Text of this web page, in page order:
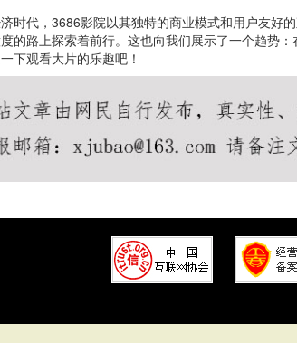
时代，3686影院以其独特的商业模式和用户友好
的路上探索着前行。这也向我们展示了一个趋势
下观看大片的乐趣吧！